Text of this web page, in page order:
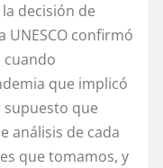
decisión de
confirmó
cuando
que implicó
supuesto que
análisis de cada
que tomamos, y